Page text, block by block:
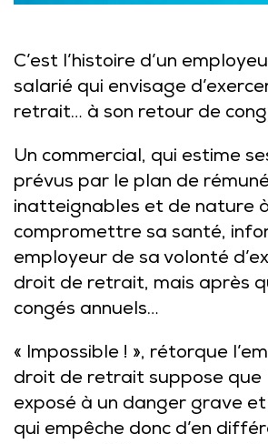
C’est l’histoire d’un
salarié qui envisage
retrait… à son retour de
Un commercial, qui estime
prévus par le plan de
inatteignables et de nature
compromettre sa santé,
employeur de sa volonté
droit de retrait, mais après
congés annuels…
« Impossible ! », rétorque
droit de retrait suppose que
exposé à un danger grave
qui empêche donc d’en